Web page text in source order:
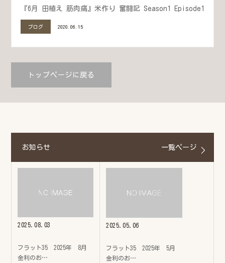
『6月 田植え 筋肉痛』米作り 奮闘記 Season1 Episode1
ブログ 2020.06.15
トップページに戻る
お知らせ 一覧ページ
2025.08.03
フラット35 2025年 8月
金利のお…
2025.05.06
フラット35 2025年 5月
金利のお…